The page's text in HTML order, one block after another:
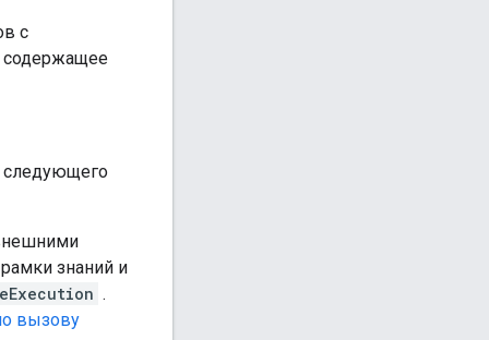
с
содержащее
следующего
знаний и
.
вызову